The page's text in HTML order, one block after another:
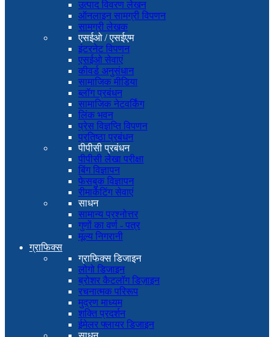
उत्पाद विवरण लेखन
ऑनलाइन सामग्री विपणन
सामग्री लेखक
एसईओ / एसईएम
इंटरनेट विपणन
एसईओ सेवाएं
कीवर्ड अनुसंधान
सामाजिक मीडिया
ब्लॉग प्रबंधन
सामाजिक नेटवर्किंग
लिंक भवन
प्रेस विज्ञप्ति विपणन
प्रतिष्ठा प्रबंधन
पीपीसी प्रबंधन
पीपीसी लेखा परीक्षा
बिंग विज्ञापन
फेसबुक विज्ञापन
रीमार्केटिंग सेवाएं
साधन
सामान्य प्रश्नोत्तर
गुणों का वर्ण - पत्र
मूल्य निगरानी
ग्राफिक्स
ग्राफिक्स डिजाइन
लोगो डिजाइन
ब्रोशर कैटलॉग डिज़ाइन
रचनात्मक परिरूप
मुद्रण माध्यम
शक्ति प्रदर्शन
ईमेलर फ्लायर डिजाइन